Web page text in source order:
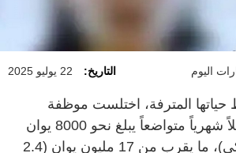
اليوم التاريخ: 22 يوليو 2025
حياتها المترفة، اختلست موظفة
بسيطة تكسب دخلاً شهرياً متواضعاً يبلغ نحو 8000 يوان
(1100 دولار أميركي)، ما يقرب من 17 مليون يوان (2.4